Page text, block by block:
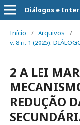
Diálogos e
Início / Arquivos
/
v. 8 n. 1 (2025):
2 A LEI
REDUÇÃO